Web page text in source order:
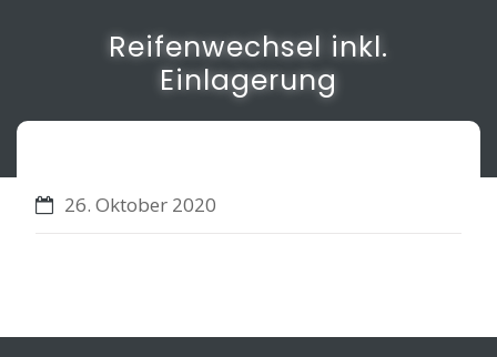
Reifenwechsel inkl.
Einlagerung
26. Oktober 2020